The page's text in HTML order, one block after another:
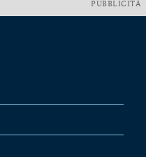
PUBBLICITÀ